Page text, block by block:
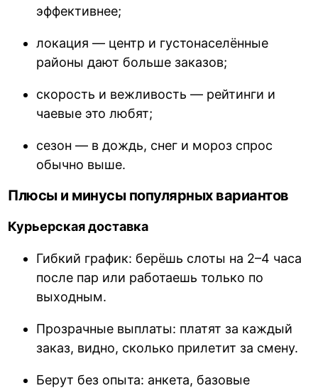
эффективнее;
локация — центр и густонаселённые
районы дают больше заказов;
скорость и вежливость — рейтинги и
чаевые это любят;
сезон — в дождь, снег и мороз спрос
обычно выше.
Плюсы и минусы популярных вариантов
Курьерская доставка
Гибкий график: берёшь слоты на 2–4 часа
после пар или работаешь только по
выходным.
Прозрачные выплаты: платят за каждый
заказ, видно, сколько прилетит за смену.
Берут без опыта: анкета, базовые